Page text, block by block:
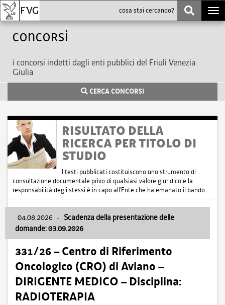
Concorsi
i concorsi indetti dagli enti pubblici del Friuli Venezia
Giulia
CERCA CONCORSI
RISULTATO DELLA
RICERCA PER TITOLO DI
STUDIO
I testi pubblicati costituiscono uno strumento di
consultazione documentale privo di qualsiasi valore giuridico e la
responsabilità degli stessi è in capo all'Ente che ha emanato il bando.
04.08.2026 - Scadenza della presentazione delle
domande: 03.09.2026
331/26 – Centro di Riferimento
Oncologico (CRO) di Aviano –
DIRIGENTE MEDICO – Disciplina:
RADIOTERAPIA